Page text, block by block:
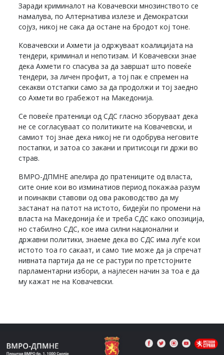
Заради криминалот на Ковачевски мнозинството се
намалува, по Алтернатива излезе и Демократски
сојуз, никој не сака да остане на бродот кој тоне.
Ковачевски и Ахмети ја одржуваат коалицијата на
тендери, криминал и непотизам. И Ковачевски знае
дека Ахмети го спасува за да завршат што повеќе
тендери, за личен профит, а тој пак е спремен на
секакви отстапки само за да продолжи и тој заедно
со Ахмети во грабежот на Македонија.
Се повеќе пратеници од СДС гласно зборуваат дека
не се согласуваат со политиките на Ковачевски, и
самиот тој знае дека никој не ги одобрува неговите
постапки, и затоа со закани и притисоци ги држи во
страв.
ВМРО-ДПМНЕ апелира до пратениците од власта,
сите оние кои во изминатиов период покажаа разум
и поинакви ставови од ова раководство да му
застанат на патот на истото, бидејќи по промени на
власта на Македонија ќе и треба СДС како опозиција,
но стабилно СДС, кое има силни национални и
државни политики, знаеме дека во СДС има луѓе кои
истото тоа го сакаат, и само тие може да ја спречат
нивната партија да не се растури по претстојните
парламентарни избори, а најлесен начин за тоа е да
му кажат не на Ковачевски.